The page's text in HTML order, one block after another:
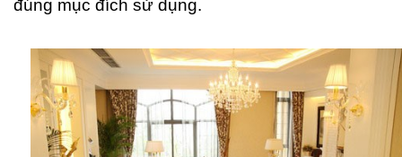
đúng mục đích sử dụng.